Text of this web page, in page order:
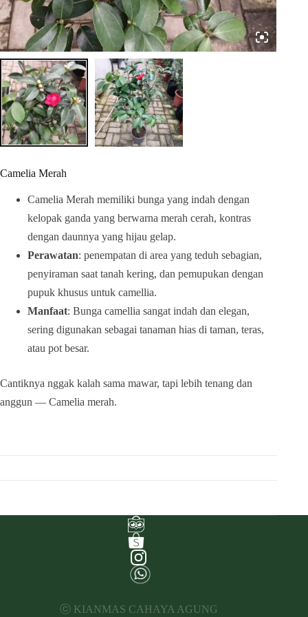
Camelia Merah
Camelia Merah memiliki bunga yang indah dengan
kelopak ganda yang berwarna merah cerah, kontras
dengan daunnya yang hijau gelap.
Perawatan: penempatan di area yang teduh sebagian,
penyiraman saat tanah kering, dan pemupukan dengan
pupuk khusus untuk camellia.
Manfaat: Bunga camellia sangat indah dan elegan,
sering digunakan sebagai tanaman hias di taman, teras,
atau pot besar.
Cantiknya nggak kalah sama mawar, tapi lebih tenang dan
anggun — Camelia merah.
ⓒ KIANMAS CAHAYA AGUNG